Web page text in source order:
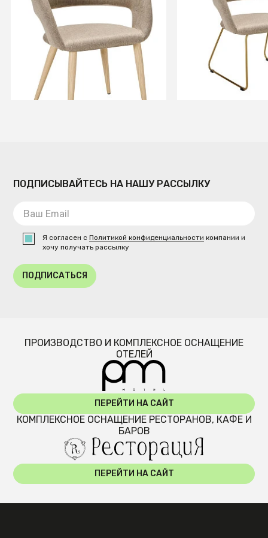
Стул Hugs beige/нат.дуб
+3
В КОРЗИНУ
Кресло Hugs
В
ПОДПИСЫВАЙТЕСЬ НА НАШУ РАССЫЛКУ
Я согласен сПолитикой конфиденциальности компании и
хочу получать рассылку
ПОДПИСАТЬСЯ
ПРОИЗВОДСТВО И КОМПЛЕКСНОЕ ОСНАЩЕНИЕ
ОТЕЛЕЙ
ПЕРЕЙТИ НА САЙТ
КОМПЛЕКСНОЕ ОСНАЩЕНИЕ РЕСТОРАНОВ, КАФЕ И
БАРОВ
ПЕРЕЙТИ НА САЙТ